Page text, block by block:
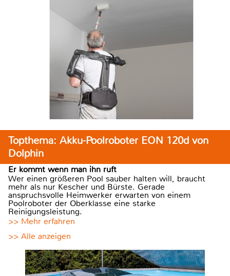
Topthema: Akku-Poolroboter EON 120d von
Dolphin
Er kommt wenn man ihn ruft
Wer einen größeren Pool sauber halten will, braucht
mehr als nur Kescher und Bürste. Gerade
anspruchsvolle Heimwerker erwarten von einem
Poolroboter der Oberklasse eine starke
Reinigungsleistung.
>> Mehr erfahren
>> Alle anzeigen